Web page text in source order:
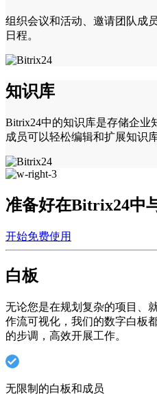
组织会议和活动、邀请团队成
日程。
知识库
Bitrix24中的知识库是存储企业
成员可以轻松编辑和扩展知识库
准备好在Bitrix24中
开始免费使用
白板
无论您是在规划复杂的项目、
作流可视化，我们的数字白板
的步调，高效开展工作。
无限制的白板和成员